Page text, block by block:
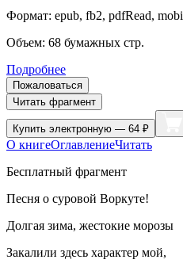
Формат: epub, fb2, pdfRead, mobi
Объем: 68 бумажных стр.
Подробнее
Пожаловаться
Читать фрагмент
Купить электронную — 64 ₽
О книгеОглавлениеЧитать
Бесплатный фрагмент
Песня о суровой Воркуте!
Долгая зима, жестокие морозы
Закалили здесь характер мой,